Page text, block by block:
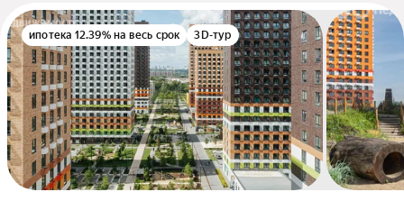
ипотека 12.39% на весь срок 3D-тур